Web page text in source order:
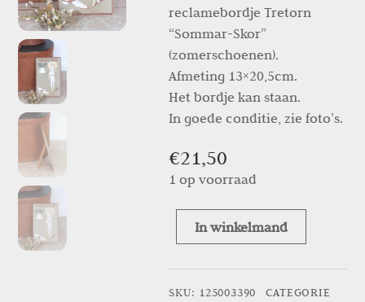
reclamebordje Tretorn
“Sommar-Skor”
(zomerschoenen).
Afmeting 13×20,5cm.
Het bordje kan staan.
In goede conditie, zie foto’s.
€21,50
1 op voorraad
In winkelmand
SKU: 125003390 CATEGORIE